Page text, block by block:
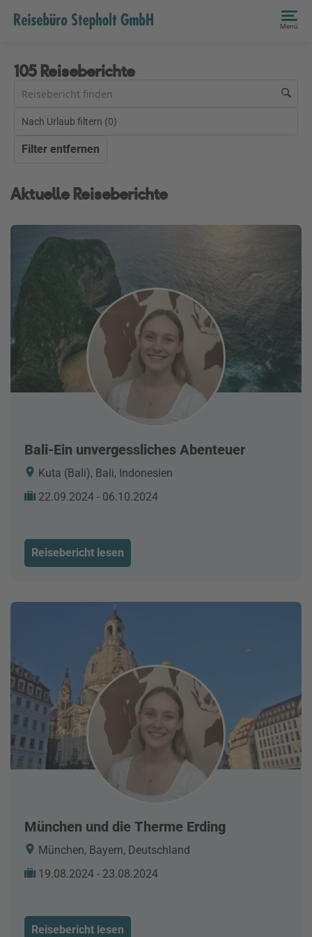
Menü
105 Reiseberichte
Nach Urlaub filtern (0)
Filter entfernen
Aktuelle Reiseberichte
Bali-Ein unvergessliches Abenteuer
Kuta (Bali), Bali, Indonesien
22.09.2024 - 06.10.2024
Reisebericht lesen
München und die Therme Erding
München, Bayern, Deutschland
19.08.2024 - 23.08.2024
Reisebericht lesen